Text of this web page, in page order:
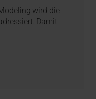
wird die
Damit